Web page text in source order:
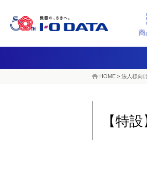
商
HOME > 法人様向
【特